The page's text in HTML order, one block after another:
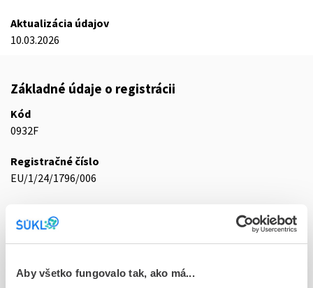
Aby všetko fungovalo tak, ako má...
Aktualizácia údajov
10.03.2026
Základné údaje o registrácii
Kód
0932F
Registračné číslo
EU/1/24/1796/006
tbl flm 56x20 mg (blis.PVC/PVDC/Al)
E - EU registrácia